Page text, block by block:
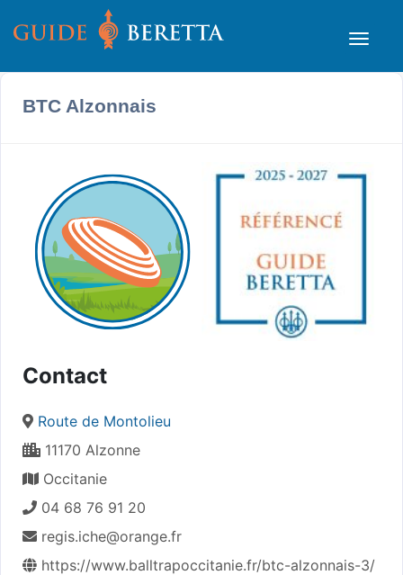
BTC Alzonnais
Contact
Route de Montolieu
11170 Alzonne
Occitanie
04 68 76 91 20
regis.iche@orange.fr
https://www.balltrapoccitanie.fr/btc-alzonnais-3/